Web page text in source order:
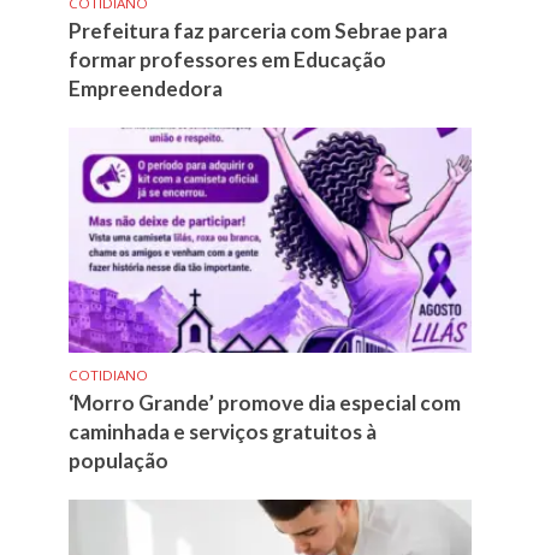
Prefeitura faz parceria com Sebrae para
formar professores em Educação
Empreendedora
COTIDIANO
‘Morro Grande’ promove dia especial com
caminhada e serviços gratuitos à
população